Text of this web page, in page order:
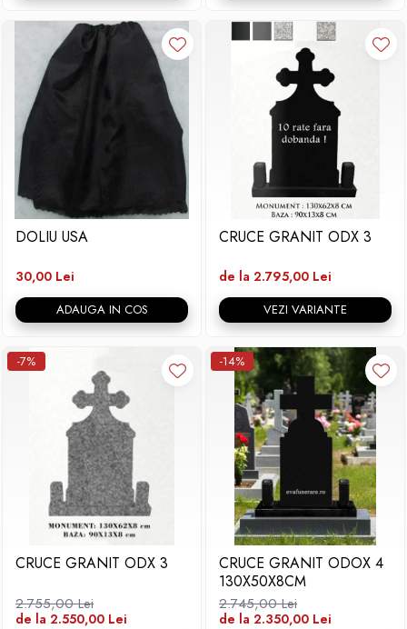
DOLIU USA
30,00 Lei
ADAUGA IN COS
CRUCE GRANIT ODX 3
de la 2.795,00 Lei
VEZI VARIANTE
-7%
CRUCE GRANIT ODX 3
2.755,00 Lei
de la 2.550,00 Lei
-14%
CRUCE GRANIT ODOX 4
130X50X8CM
2.745,00 Lei
de la 2.350,00 Lei